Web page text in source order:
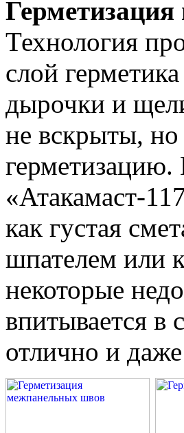
Технология
слой
дырочки и
не вскрыты,
герметизацию.
«Атакамаст-
как густая
шпателем или
некоторые
впитывается
отлично и